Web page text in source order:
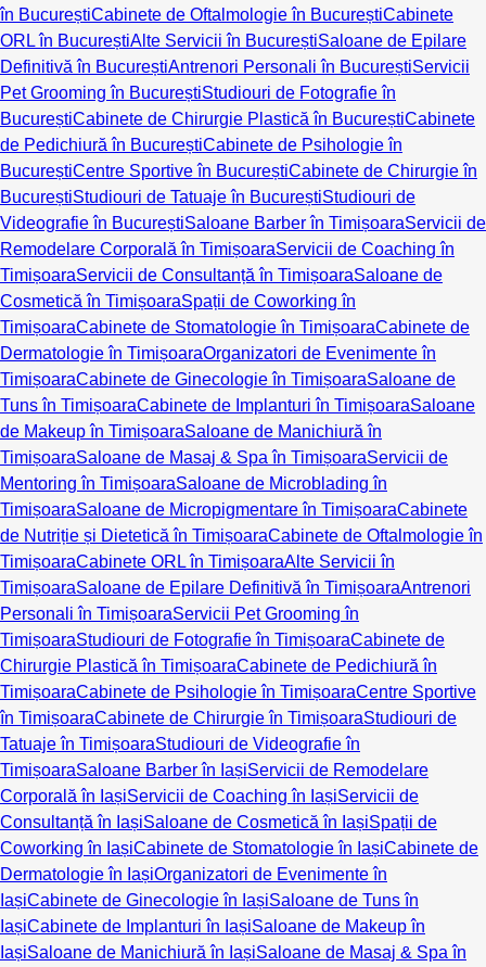
în BucureștiCabinete de Oftalmologie în BucureștiCabinete
ORL în BucureștiAlte Servicii în BucureștiSaloane de Epilare
Definitivă în BucureștiAntrenori Personali în BucureștiServicii
Pet Grooming în BucureștiStudiouri de Fotografie în
BucureștiCabinete de Chirurgie Plastică în BucureștiCabinete
de Pedichiură în BucureștiCabinete de Psihologie în
BucureștiCentre Sportive în BucureștiCabinete de Chirurgie în
BucureștiStudiouri de Tatuaje în BucureștiStudiouri de
Videografie în BucureștiSaloane Barber în TimișoaraServicii de
Remodelare Corporală în TimișoaraServicii de Coaching în
TimișoaraServicii de Consultanță în TimișoaraSaloane de
Cosmetică în TimișoaraSpații de Coworking în
TimișoaraCabinete de Stomatologie în TimișoaraCabinete de
Dermatologie în TimișoaraOrganizatori de Evenimente în
TimișoaraCabinete de Ginecologie în TimișoaraSaloane de
Tuns în TimișoaraCabinete de Implanturi în TimișoaraSaloane
de Makeup în TimișoaraSaloane de Manichiură în
TimișoaraSaloane de Masaj & Spa în TimișoaraServicii de
Mentoring în TimișoaraSaloane de Microblading în
TimișoaraSaloane de Micropigmentare în TimișoaraCabinete
de Nutriție și Dietetică în TimișoaraCabinete de Oftalmologie în
TimișoaraCabinete ORL în TimișoaraAlte Servicii în
TimișoaraSaloane de Epilare Definitivă în TimișoaraAntrenori
Personali în TimișoaraServicii Pet Grooming în
TimișoaraStudiouri de Fotografie în TimișoaraCabinete de
Chirurgie Plastică în TimișoaraCabinete de Pedichiură în
TimișoaraCabinete de Psihologie în TimișoaraCentre Sportive
în TimișoaraCabinete de Chirurgie în TimișoaraStudiouri de
Tatuaje în TimișoaraStudiouri de Videografie în
TimișoaraSaloane Barber în IașiServicii de Remodelare
Corporală în IașiServicii de Coaching în IașiServicii de
Consultanță în IașiSaloane de Cosmetică în IașiSpații de
Coworking în IașiCabinete de Stomatologie în IașiCabinete de
Dermatologie în IașiOrganizatori de Evenimente în
IașiCabinete de Ginecologie în IașiSaloane de Tuns în
IașiCabinete de Implanturi în IașiSaloane de Makeup în
IașiSaloane de Manichiură în IașiSaloane de Masaj & Spa în